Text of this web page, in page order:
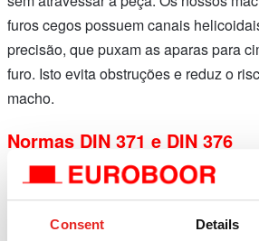
Consent Details
furos cegos possuem canais
precisão, que puxam as aparas para
furo. Isto evita obstruções e reduz o
macho.
Normas DIN 371 e DIN 376
DIN 371: Haste reforçada para maior
nos tamanhos M3 a M10.
DIN 376: Haste reduzida para furos